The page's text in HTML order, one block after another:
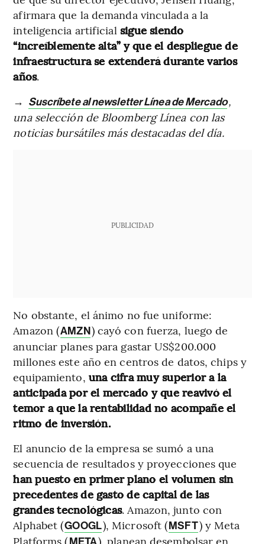
afirmara que la demanda vinculada a la
inteligencia artificial sigue siendo
“increíblemente alta” y que el despliegue de
infraestructura se extenderá durante varios
años.
→ Suscríbete al newsletter Línea de Mercado,
una selección de Bloomberg Línea con las
noticias bursátiles más destacadas del día.
PUBLICIDAD
No obstante, el ánimo no fue uniforme:
Amazon (AMZN) cayó con fuerza, luego de
anunciar planes para gastar US$200.000
millones este año en centros de datos, chips y
equipamiento, una cifra muy superior a la
anticipada por el mercado y que reavivó el
temor a que la rentabilidad no acompañe el
ritmo de inversión.
El anuncio de la empresa se sumó a una
secuencia de resultados y proyecciones que
han puesto en primer plano el volumen sin
precedentes de gasto de capital de las
grandes tecnológicas. Amazon, junto con
Alphabet (GOOGL), Microsoft (MSFT) y Meta
Platforms (META), planean desembolsar en